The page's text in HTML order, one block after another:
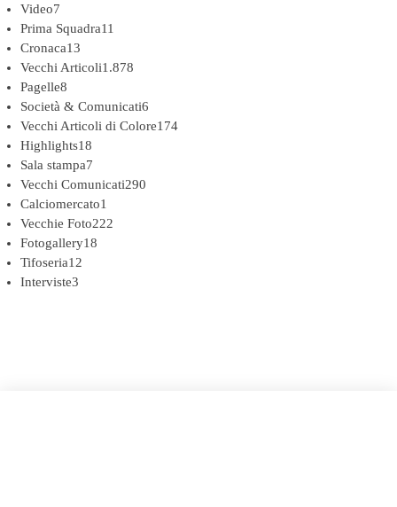
Video7
Prima Squadra11
Cronaca13
Vecchi Articoli1.878
Pagelle8
Società & Comunicati6
Vecchi Articoli di Colore174
Highlights18
Sala stampa7
Vecchi Comunicati290
Calciomercato1
Vecchie Foto222
Fotogallery18
Tifoseria12
Interviste3